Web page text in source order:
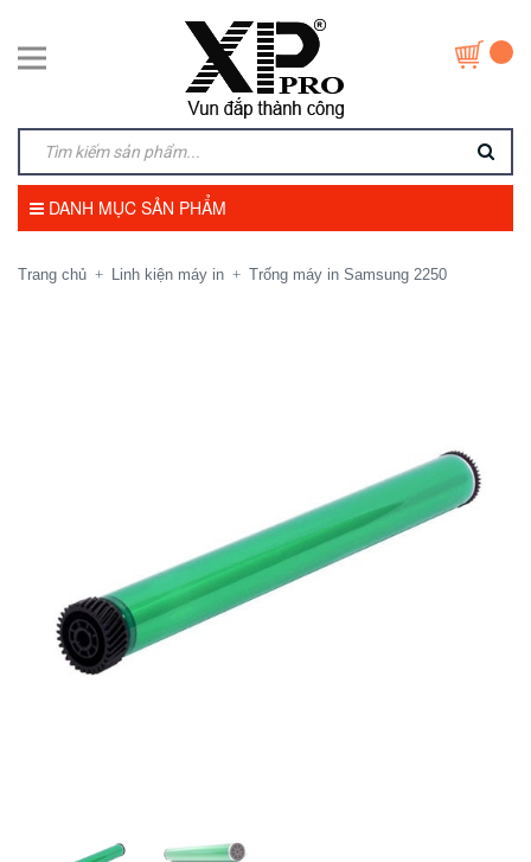
DANH MỤC SẢN PHẨM
Trang chủ + Linh kiện máy in + Trống máy in Samsung 2250